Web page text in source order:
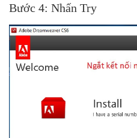
Bước 4: Nhấn Try